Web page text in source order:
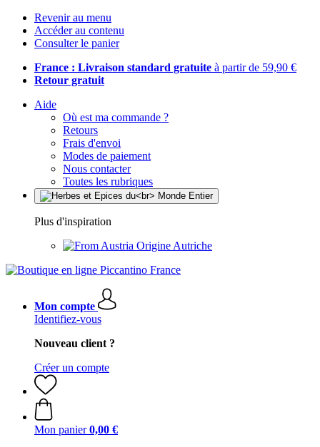
Revenir au menu
Accéder au contenu
Consulter le panier
France : Livraison standard gratuite à partir de 59,90 €
Retour gratuit
Aide
Où est ma commande ?
Retours
Frais d'envoi
Modes de paiement
Nous contacter
Toutes les rubriques
Plus d'inspiration
Origine Autriche
Mon compte
Identifiez-vous
Nouveau client ?
Créer un compte
Mon panier 0,00 €